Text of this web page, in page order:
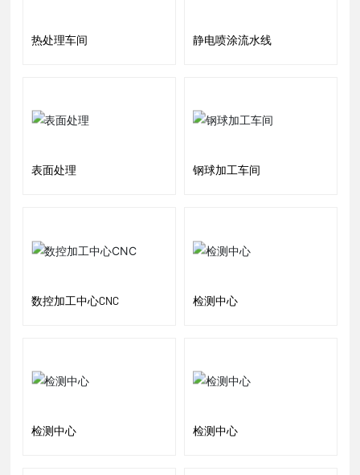
热处理车间 静电喷涂流水线
表面处理 钢球加工车间
数控加工中心CNC 检测中心
检测中心 检测中心